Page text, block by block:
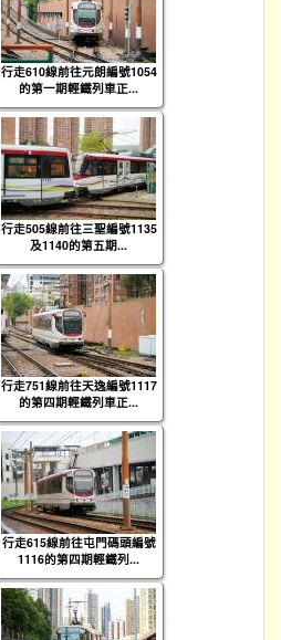
行走610線前往元朗編號1054
的第一期輕鐵列車正...
行走505線前往三聖編號1135
及1140的第五期...
行走751線前往天逸編號1117
的第四期輕鐵列車正...
行走615線前往屯門碼頭編號
1116的第四期輕鐵列...